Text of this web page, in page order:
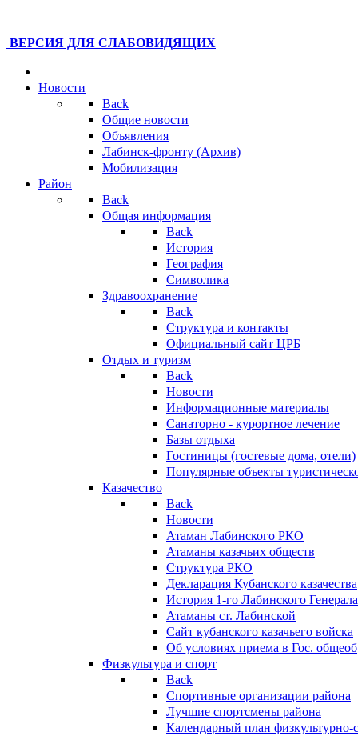
ВЕРСИЯ ДЛЯ СЛАБОВИДЯЩИХ
Новости
Back
Общие новости
Объявления
Лабинск-фронту (Архив)
Мобилизация
Район
Back
Общая информация
Back
История
География
Символика
Здравоохранение
Back
Структура и контакты
Официальный сайт ЦРБ
Отдых и туризм
Back
Новости
Информационные материалы
Санаторно - курортное лечение
Базы отдыха
Гостиницы (гостевые дома, отели)
Популярные объекты
Казачество
Back
Новости
Атаман Лабинского РКО
Атаманы казачьих обществ
Структура РКО
Декларация Кубанского казачества
История 1-го Лабинского
Атаманы ст. Лабинской
Cайт кубанского казачьего войска
Об условиях приема в Гос.
Физкультура и спорт
Back
Спортивные организации района
Лучшие спортсмены района
Календарный план